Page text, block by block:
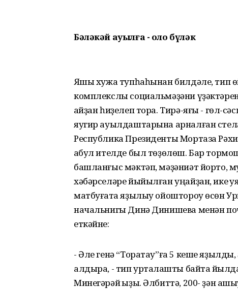
Бәләкәй ауылға - оло бүләк
Яҡшы хужа тупһаһынан билдәле, тип
комплекслы социальмәҙәни
ҡайҙан һиҙелеп тора. Тирә-яғы - гөл-
яугир ауылдаштарына арналған
Республика Президенты Мортаза
ҡабул ителде был төҙөлөш. Бар
башланғыс мәктәп, мәҙәниәт йорто,
хәбәрселәре йыйылған уңайҙан, ике
матбуғатҡа яҙылыу ойоштороу өсөн
начальнигы Динә Динишева менән
еткәйне:
- Әле генә “Торатау”ға 5 кеше
алдыра, - тип уртаҡлашты байтаҡ
Минегәрәй ҡыҙы. Әлбиттә, 200- ҙән